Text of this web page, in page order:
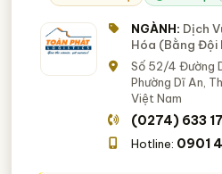
NGÀNH: Dịch
Hóa (Bằng Đội
Số 52/4 Đường
Phường Dĩ An,
Việt Nam
(0274) 633
Hotline: 0901